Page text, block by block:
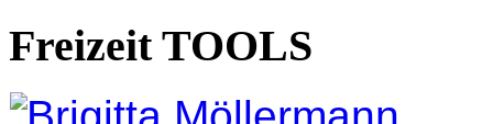
Freizeit TOOLS